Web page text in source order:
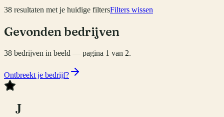
38 resultaten met je huidige filtersFilters wissen
Gevonden bedrijven
38 bedrijven in beeld — pagina 1 van 2.
Ontbreekt je bedrijf?
J